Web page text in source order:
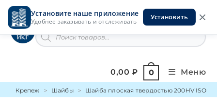
Установите наше приложение
Удобнее заказывать и отслеживать
Установить
Перейти
содержимомуИнструменты на Горской
товаров
0,00₽ 0 Меню
Крепеж Шайбы Шайба плоская твердостью 200HV ISO